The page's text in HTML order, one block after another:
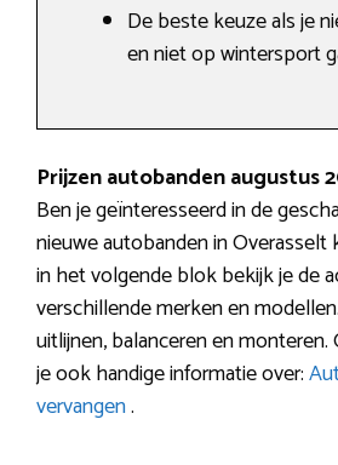
De beste keuze als je
en niet op wintersport
Prijzen autobanden augustus
Ben je geïnteresseerd in de
nieuwe autobanden in
in het volgende blok bekijk je de
verschillende merken en
uitlijnen, balanceren en
je ook handige informatie over:
vervangen.